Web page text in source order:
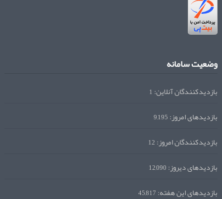
وضعیت سامانه
بازدیدکنندگان آنلاین:1
بازدیدهای امروز:9,195
بازدیدکنندگان امروز:12
بازدیدهای دیروز:12,090
بازدیدهای این هفته:45,817